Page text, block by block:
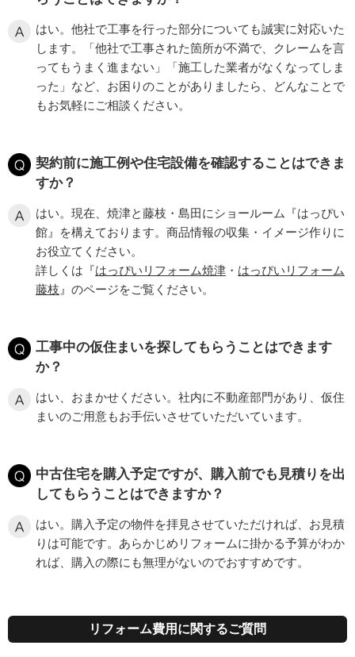
はい。他社で工事を行った部分についても誠実に対応いた
します。「他社で工事された箇所が不満で、クレームを言
ってもうまく進まない」「施工した業者がなくなってしま
った」など、お困りのことがありましたら、どんなことで
もお気軽にご相談ください。
契約前に施工例や住宅設備を確認することはできま
すか？
はい。現在、焼津と藤枝・島田にショールーム『はっぴい
館』を構えております。商品情報の収集・イメージ作りに
お役立てください。
詳しくは『はっぴいリフォーム焼津 ・ はっぴいリフォーム
藤枝 』のページをご覧ください。
工事中の仮住まいを探してもらうことはできます
か？
はい、おまかせください。社内に不動産部門があり、仮住
まいのご用意もお手伝いさせていただいています。
中古住宅を購入予定ですが、購入前でも見積りを出
してもらうことはできますか？
はい。購入予定の物件を拝見させていただければ、お見積
りは可能です。あらかじめリフォームに掛かる予算がわか
れば、購入の際にも無理がないのでおすすめです。
リフォーム費用に関するご質問